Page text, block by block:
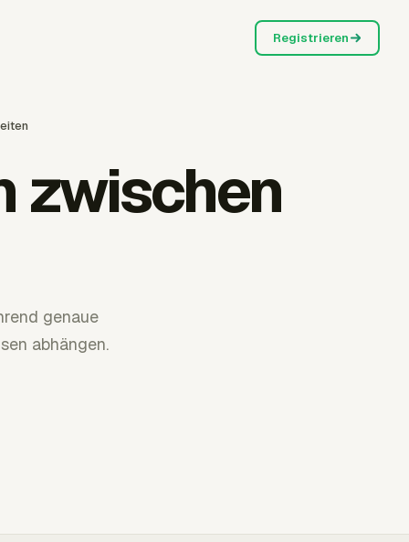
Registrieren
zwischen
genaue
abhängen.